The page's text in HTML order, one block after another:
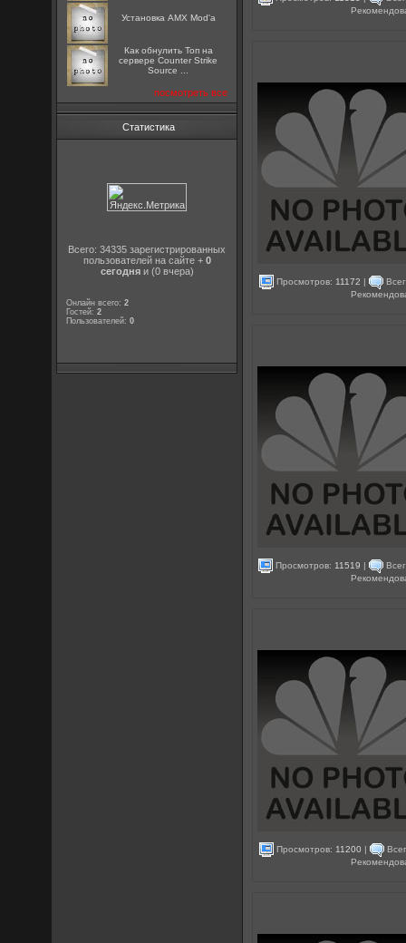
Установка AMX Mod'a
Как обнулить Топ на
сервере Counter Strike
Source ...
посмотреть все
Статистика
Всего: 34335 зарегистрированных
пользователей на сайте + 0
сегодняи (0 вчера)
Онлайн всего:2
Гостей:2
Пользователей:0
Просмотров: 11172 |
Просмотров: 11519 |
Просмотров: 11200 |